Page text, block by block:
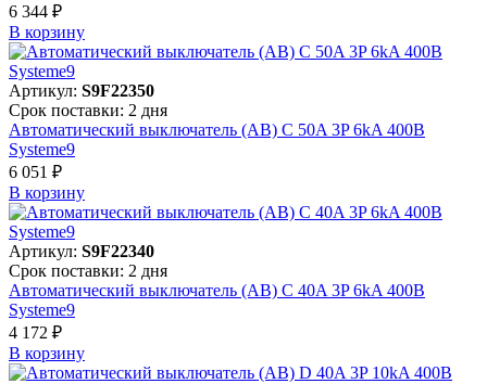
6 344 ₽
В корзинy
Артикул: S9F22350
Срок поставки: 2 дня
Автоматический выключатель (АВ) C 50A 3P 6kA 400В
Systeme9
6 051 ₽
В корзинy
Артикул: S9F22340
Срок поставки: 2 дня
Автоматический выключатель (АВ) C 40A 3P 6kA 400В
Systeme9
4 172 ₽
В корзинy